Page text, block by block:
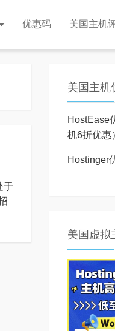
优惠码 美国主机
于
美国主机
HostEase
机6折优惠
Hostinger
美国虚拟